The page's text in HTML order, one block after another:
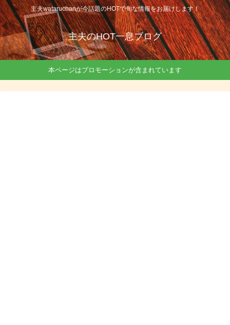
主夫wataruchanが今話題のHOTで旬な情報をお届けします！
主夫のHOT一息ブログ
本ページはプロモーションが含まれています